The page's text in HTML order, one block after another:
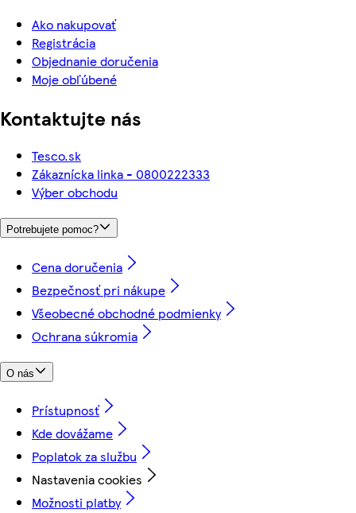
Ako nakupovať
Registrácia
Objednanie doručenia
Moje obľúbené
Kontaktujte nás
Tesco.sk
Zákaznícka linka - 0800222333
Výber obchodu
Potrebujete pomoc?
Cena doručenia
Bezpečnosť pri nákupe
Všeobecné obchodné podmienky
Ochrana súkromia
O nás
Prístupnosť
Kde dovážame
Poplatok za službu
Nastavenia cookies
Možnosti platby